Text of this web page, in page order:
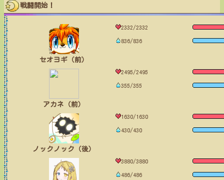
戦闘開始！
セオヨギ（前）
2332/2332
836/836
アカネ（前）
2495/2495
355/355
ノックノック（後）
1630/1630
430/430
3880/3880
486/486